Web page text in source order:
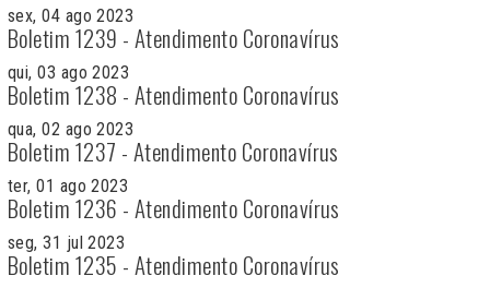
sex, 04 ago 2023
Boletim 1239 - Atendimento Coronavírus
qui, 03 ago 2023
Boletim 1238 - Atendimento Coronavírus
qua, 02 ago 2023
Boletim 1237 - Atendimento Coronavírus
ter, 01 ago 2023
Boletim 1236 - Atendimento Coronavírus
seg, 31 jul 2023
Boletim 1235 - Atendimento Coronavírus